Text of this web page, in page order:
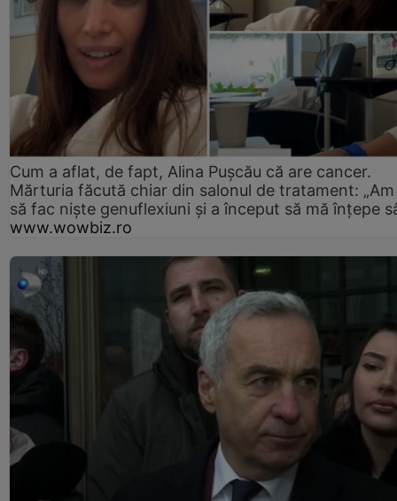
Cum a aflat, de fapt, Alina Pușcău că are cancer.
Mărturia făcută chiar din salonul de tratament:
să fac niște genuflexiuni și a început să mă înțepe
www.wowbiz.ro